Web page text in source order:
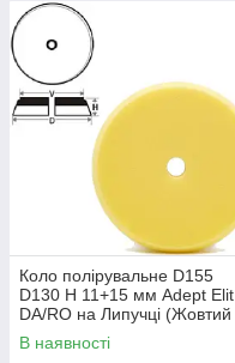
Коло полірувальне D155
D130 H 11+15 мм Adept Elit
DA/RO на Липучці (Жовтий
Універсальний)
В наявності